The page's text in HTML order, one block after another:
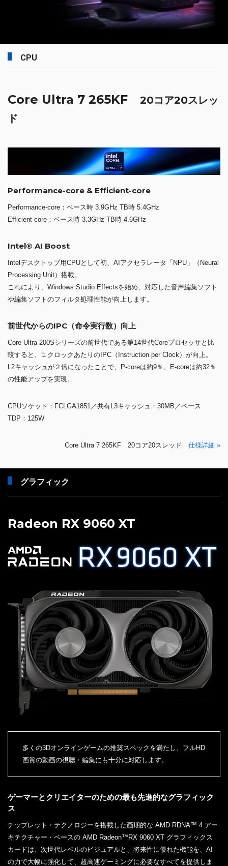
CPU
Core Ultra 7 265KF 20コア20スレッ
ド
Performance-core & Efficient-core
Performance-core：ベース時 3.9GHz TB時 5.4GHz
Efficient-core：ベース時 3.3GHz TB時 4.6GHz
Intel® AI Boost
Intelデスクトップ用CPUとして初、AIアクセラレータ「NPU」（Neural
Processing Unit）搭載。
これにより、Windows Studio Effectsを始め、対応した音声編集ソフト
や編集ソフトのフィルタ処理性能が向上します。
前世代からのIPC（命令実行数）向上
Core Ultra 200Sシリーズの前世代である第14世代Coreプロセッサと比
較すると、１クロックあたりのIPC（Instruction per Clock）が向上。
L2キャッシュが２倍になったことで、P-coreは約9％、E-coreは約32％
の性能アップを実現。
CPUソケット：FCLGA1851／共有L3キャッシュ：30MB／ベース
TDP：125W
Core Ultra 7 265KF 20コア20スレッド 仕様詳細 »
グラフィック
Radeon RX 9060 XT
多くの3Dオンラインゲームの推奨スペックを満たし、フルHD
画質の動画の視聴・編集にも十分に対応します。
ゲーマーとクリエイターのための最も先進的なグラフィック
ス
チップレット・テクノロジーを搭載した画期的な AMD RDNA™ 4 アー
キテクチャー・ベースの AMD Radeon™RX 9060 XT グラフィックス
カードは、次世代レベルのビジュアルと、将来性に優れた機能を、AI
の力で大幅に強化して、超高速ゲーミングに必要なすべてを提供しま